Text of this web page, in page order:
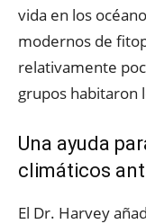
vida en los
modernos de
relativamente
grupos habitaron
Una ayuda
climáticos
El Dr. Harvey